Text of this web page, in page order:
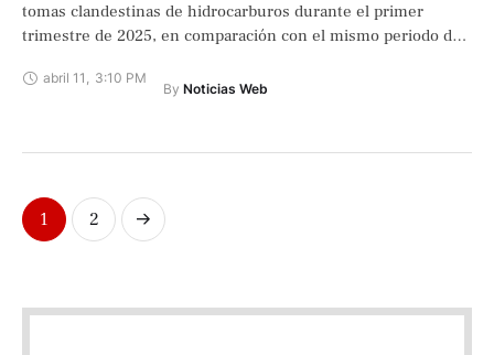
tomas clandestinas de hidrocarburos durante el primer
trimestre de 2025, en comparación con el mismo periodo de
abril 11 , 3:10 PM
By Noticias Web
1 2